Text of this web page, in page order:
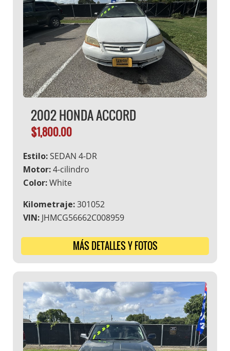
2002 HONDA ACCORD
$1,800.00
Estilo:SEDAN 4-DR
Motor:4-cilindro
Color:White
Kilometraje:301052
VIN: JHMCG56662C008959
MÁS DETALLES Y FOTOS